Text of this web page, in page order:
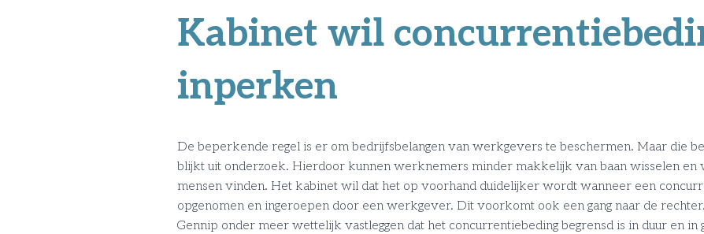
Kabinet wil
inperken
De beperkende regel is er om bedrijfsbelangen van werkgevers te beschermen. Maar die
blijkt uit onderzoek. Hierdoor kunnen werknemers minder makkelijk van baan wisselen
mensen vinden. Het kabinet wil dat het op voorhand duidelijker wordt wanneer een
opgenomen en ingeroepen door een werkgever. Dit voorkomt ook een gang naar de
Gennip onder meer wettelijk vastleggen dat het concurrentiebeding begrensd is in duur en